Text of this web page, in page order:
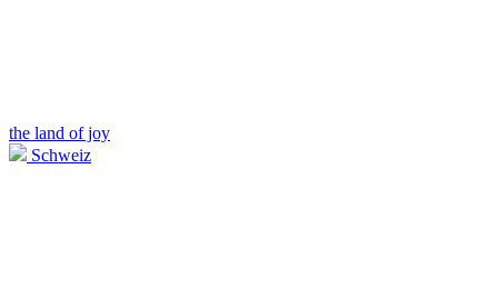
the land of joy
Schweiz